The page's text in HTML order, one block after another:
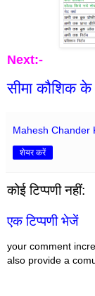
Next:-
सीमा कौशिक के
Mahesh Chander
शेयर करें
कोई टिप्पणी नहीं:
एक टिप्पणी भेजें
your comment
also provide a